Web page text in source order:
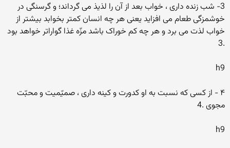
3- شب زنده دارى ، خواب بعد از آن را لذیذ مى گرداند؛ و گرسنگى در
خوشمزگى طعام مى افزاید یعنى هر چه انسان کمتر بخوابد بیشتر از
خواب لذت مى برد و هر چه کم خوراک باشد مزّه غذا گواراتر خواهد بود
.3
h9
۴ - از کسى که نسبت به او کدورت و کینه دارى ، صمیّمیت و محبّت
مجوى .4
h9